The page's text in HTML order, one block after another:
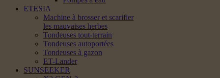
ETESIA
Machine à brosser et scarifier
les mauvaises herbes
Tondeuses tout-terrain
Tondeuses autoportées
Tondeuses à gazon
ET-Lander
SUNSEEKER